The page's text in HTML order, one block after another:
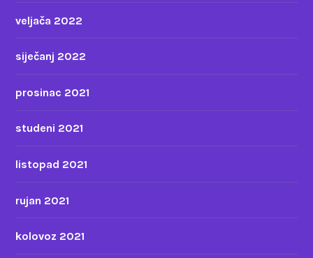
veljača 2022
siječanj 2022
prosinac 2021
studeni 2021
listopad 2021
rujan 2021
kolovoz 2021